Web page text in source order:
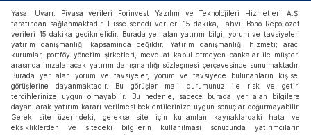
Yasal Uyarı: Piyasa verileri Forinvest Yazılım ve Teknolojileri Hizmetleri A.Ş.
tarafından sağlanmaktadır. Hisse senedi verileri 15 dakika, Tahvil-Bono-Repo özet
verileri 15 dakika gecikmelidir. Burada yer alan yatırım bilgi, yorum ve tavsiyeleri
yatırım danışmanlığı kapsamında değildir. Yatırım danışmanlığı hizmeti; aracı
kurumlar, portföy yönetim şirketleri, mevduat kabul etmeyen bankalar ile müşteri
arasında imzalanacak yatırım danışmanlığı sözleşmesi çerçevesinde sunulmaktadır.
Burada yer alan yorum ve tavsiyeler, yorum ve tavsiyede bulunanların kişisel
görüşlerine dayanmaktadır. Bu görüşler mali durumunuz ile risk ve getiri
tercihlerinize uygun olmayabilir. Bu nedenle, sadece burada yer alan bilgilere
dayanılarak yatırım kararı verilmesi beklentilerinize uygun sonuçlar doğurmayabilir.
Gerek site üzerindeki, gerekse site için kullanılan kaynaklardaki hata ve
eksikliklerden ve sitedeki bilgilerin kullanılması sonucunda yatırımcıların